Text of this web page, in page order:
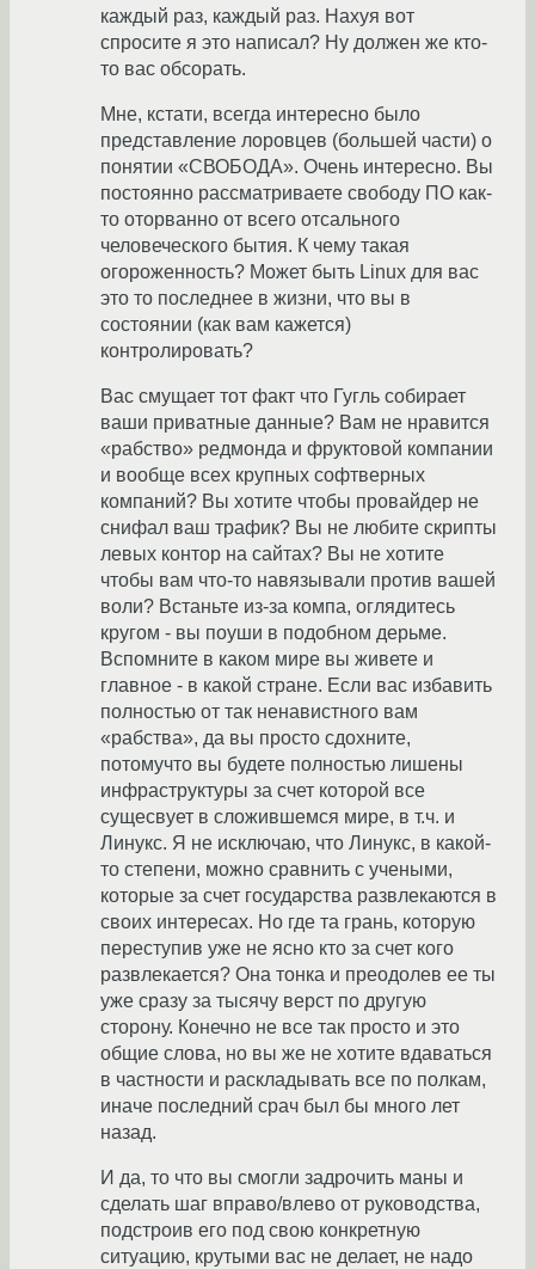
каждый раз, каждый раз. Нахуя вот
спросите я это написал? Ну должен же кто-
то вас обсорать.
Мне, кстати, всегда интересно было
представление лоровцев (большей части) о
понятии «СВОБОДА». Очень интересно. Вы
постоянно рассматриваете свободу ПО как-
то оторванно от всего отсального
человеческого бытия. К чему такая
огороженность? Может быть Linux для вас
это то последнее в жизни, что вы в
состоянии (как вам кажется)
контролировать?
Вас смущает тот факт что Гугль собирает
ваши приватные данные? Вам не нравится
«рабство» редмонда и фруктовой компании
и вообще всех крупных софтверных
компаний? Вы хотите чтобы провайдер не
снифал ваш трафик? Вы не любите скрипты
левых контор на сайтах? Вы не хотите
чтобы вам что-то навязывали против вашей
воли? Встаньте из-за компа, оглядитесь
кругом - вы поуши в подобном дерьме.
Вспомните в каком мире вы живете и
главное - в какой стране. Если вас избавить
полностью от так ненавистного вам
«рабства», да вы просто сдохните,
потомучто вы будете полностью лишены
инфраструктуры за счет которой все
сущесвует в сложившемся мире, в т.ч. и
Линукс. Я не исключаю, что Линукс, в какой-
то степени, можно сравнить с учеными,
которые за счет государства развлекаются в
своих интересах. Но где та грань, которую
переступив уже не ясно кто за счет кого
развлекается? Она тонка и преодолев ее ты
уже сразу за тысячу верст по другую
сторону. Конечно не все так просто и это
общие слова, но вы же не хотите вдаваться
в частности и раскладывать все по полкам,
иначе последний срач был бы много лет
назад.
И да, то что вы смогли задрочить маны и
сделать шаг вправо/влево от руководства,
подстроив его под свою конкретную
ситуацию, крутыми вас не делает, не надо